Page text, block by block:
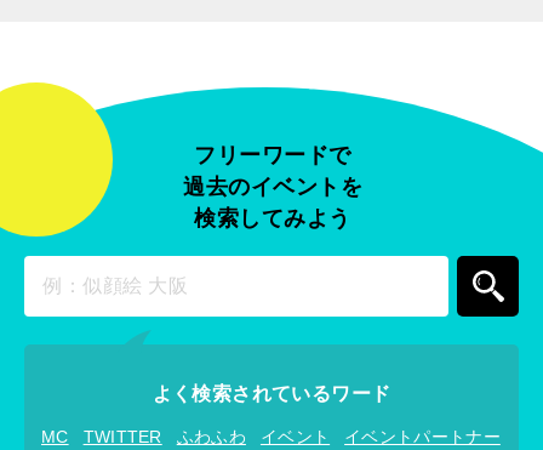
フリーワードで
過去のイベントを
検索してみよう
よく検索されているワード
MC TWITTER ふわふわ イベント
イベントパートナー